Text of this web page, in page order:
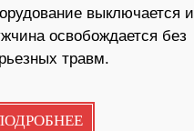
выключается и
освобождается без
травм.